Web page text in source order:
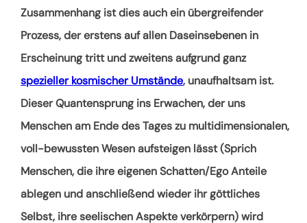
Zusammenhang ist dies auch ein übergreifender
Prozess, der erstens auf allen Daseinsebenen in
Erscheinung tritt und zweitens aufgrund ganz
spezieller kosmischer Umstände, unaufhaltsam ist.
Dieser Quantensprung ins Erwachen, der uns
Menschen am Ende des Tages zu multidimensionalen,
voll-bewussten Wesen aufsteigen lässt (Sprich
Menschen, die ihre eigenen Schatten/Ego Anteile
ablegen und anschließend wieder ihr göttliches
Selbst, ihre seelischen Aspekte verkörpern) wird